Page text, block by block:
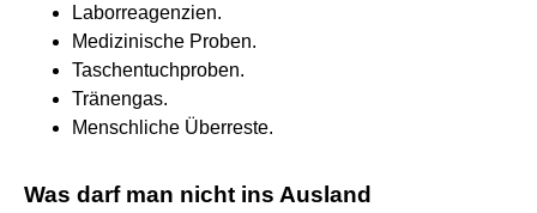
Laborreagenzien.
Medizinische Proben.
Taschentuchproben.
Tränengas.
Menschliche Überreste.
Was darf man nicht ins Ausland